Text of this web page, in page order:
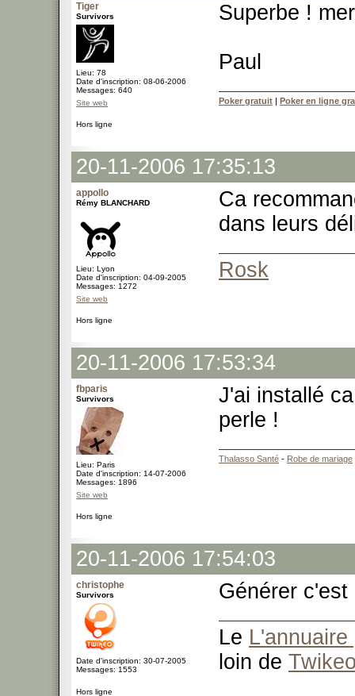
Tiger
Survivors
Lieu: 78
Date d'inscription: 08-06-2006
Messages: 640
Site web
Superbe !
Paul
Poker gratuit | Poker en ligne
Hors ligne
20-11-2006 17:35:13
appollo
Rémy BLANCHARD
Lieu: Lyon
Date d'inscription: 04-09-2005
Messages: 1272
Site web
Ca
dans leurs
Rosk
Hors ligne
20-11-2006 17:53:34
fbparis
Survivors
Lieu: Paris
Date d'inscription: 14-07-2006
Messages: 1896
Site web
J'ai installé
perle !
Thalasso Santé - Robe de mariage
Hors ligne
20-11-2006 17:54:03
christophe
Survivors
Date d'inscription: 30-07-2005
Messages: 1553
Générer
Le L'annuaire
loin de
Hors ligne